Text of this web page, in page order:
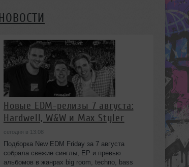
НОВОСТИ
Новые EDM-релизы 7 августа:
Hardwell, W&W и Max Styler
сегодня в 13:08
Подборка New EDM Friday за 7 августа
собрала свежие синглы, EP и превью
альбомов в жанрах big room, techno, bass